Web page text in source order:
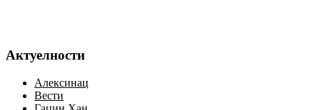
Актуелности
Алексинац
Вести